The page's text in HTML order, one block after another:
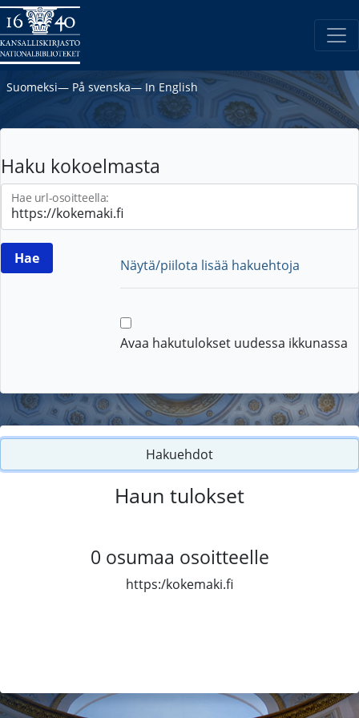
Suomeksi― På svenska― In English
Haku kokoelmasta
Hae url-osoitteella:
Näytä/piilota lisää hakuehtoja
Avaa hakutulokset uudessa ikkunassa
Hakuehdot
Haun tulokset
0 osumaa osoitteelle
https:/kokemaki.fi